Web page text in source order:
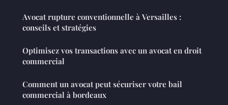
Avocat rupture conventionnelle à Versailles :
conseils et stratégies
Optimisez vos transactions avec un avocat en droit
commercial
Comment un avocat peut sécuriser votre bail
commercial à bordeaux